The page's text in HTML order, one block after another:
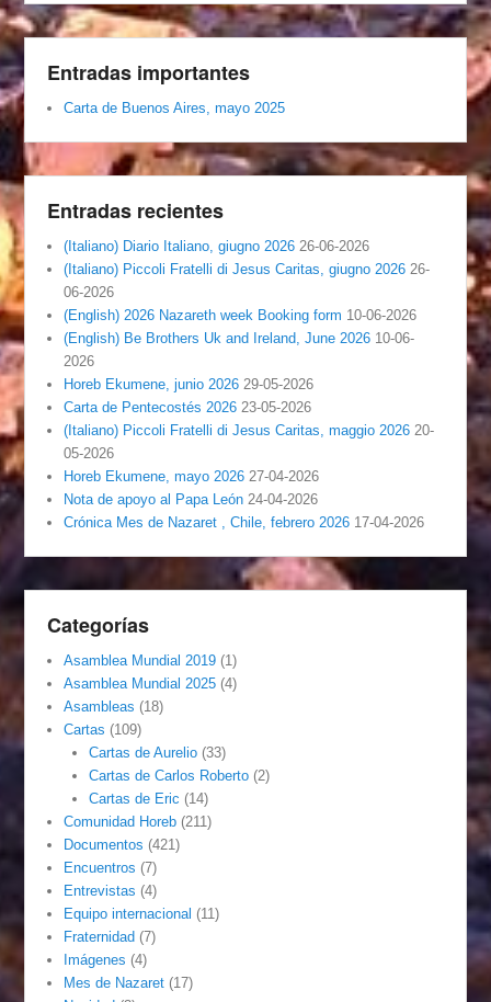
Entradas importantes
Carta de Buenos Aires, mayo 2025
Entradas recientes
(Italiano) Diario Italiano, giugno 2026 26-06-2026
(Italiano) Piccoli Fratelli di Jesus Caritas, giugno 2026 26-
06-2026
(English) 2026 Nazareth week Booking form 10-06-2026
(English) Be Brothers Uk and Ireland, June 2026 10-06-
2026
Horeb Ekumene, junio 2026 29-05-2026
Carta de Pentecostés 2026 23-05-2026
(Italiano) Piccoli Fratelli di Jesus Caritas, maggio 2026 20-
05-2026
Horeb Ekumene, mayo 2026 27-04-2026
Nota de apoyo al Papa León 24-04-2026
Crónica Mes de Nazaret , Chile, febrero 2026 17-04-2026
Categorías
Asamblea Mundial 2019 (1)
Asamblea Mundial 2025 (4)
Asambleas (18)
Cartas (109)
Cartas de Aurelio(33)
Cartas de Carlos Roberto(2)
Cartas de Eric (14)
Comunidad Horeb (211)
Documentos (421)
Encuentros (7)
Entrevistas (4)
Equipo internacional (11)
Fraternidad (7)
Imágenes (4)
Mes de Nazaret (17)